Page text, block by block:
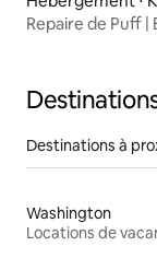
Repaire de Puff |
Destinations à
Washington
Locations de